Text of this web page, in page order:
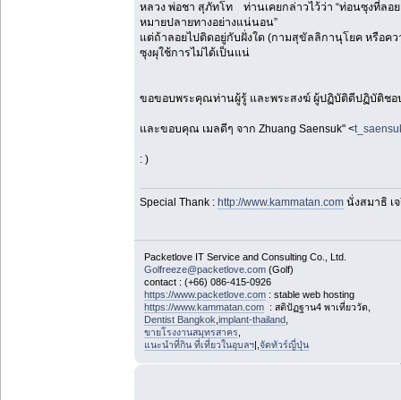
หลวง พ่อชา สุภัทโท ท่านเคยกล่าวไว้ว่า “ท่อนซุงที่ลอ
หมายปลายทางอย่างแน่นอน”
แต่ถ้าลอยไปติดอยู่กับฝั่งใด (กามสุขัลลิกานุโยค หรือค
ซุงผุใช้การไม่ได้เป็นแน่
ขอขอบพระคุณท่านผู้รู้ และพระสงฆ์ ผู้ปฏิบัติดีปฏิบัติชอ
และขอบคุณ เมลดีๆ จาก Zhuang Saensuk" <
: )
Special Thank :http://www.kammatan.com นั่งสมาธิ เ
Packetlove IT Service and Consulting Co., Ltd.
Golfreeze@packetlove.com(Golf)
contact : (+66) 086-415-0926
https://www.packetlove.com: stable web hosting
https://www.kammatan.com: สติปัฏฐาน4 พาเที่ยววัด,
Dentist Bangkok implant-thailand,
ขายโรงงานสมุทรสาคร,
แนะนำที่กิน ที่เที่ยวในอุบลฯ|, จัดทัวร์ญี่ปุ่น